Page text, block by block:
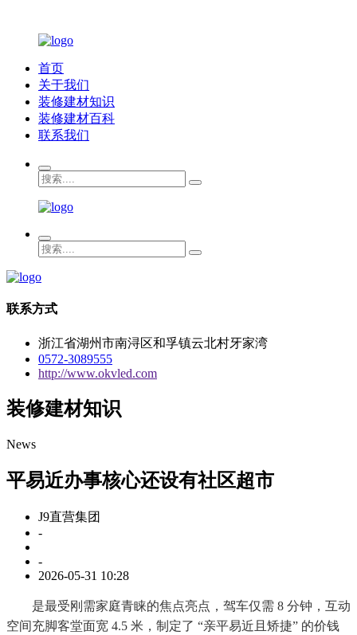
首页
关于我们
装修建材知识
装修建材百科
联系我们
联系方式
浙江省湖州市南浔区和孚镇云北村牙家湾
0572-3089555
http://www.okvled.com
装修建材知识
News
平易近办事核心还设有社区超市
J9直营集团
-
-
2026-05-31 10:28
是最受刚需家庭青睐的焦点亮点，驾车仅需 8 分钟，互动
空间充脚客堂面宽 4.5 米，制定了 “亲平易近且矫捷” 的价钱